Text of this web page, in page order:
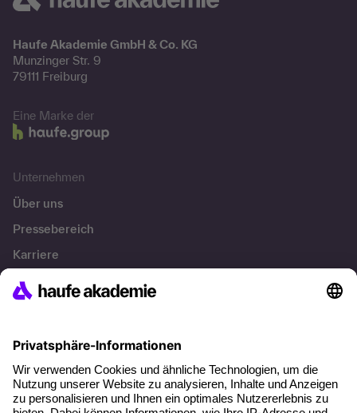
Haufe Akademie GmbH & Co. KG
Munzinger Str. 9
79111 Freiburg
Eine Marke der
Unternehmen
Über uns
Pressebereich
Karriere
Referenzen
Über unser Angebot
Planungssicherheit